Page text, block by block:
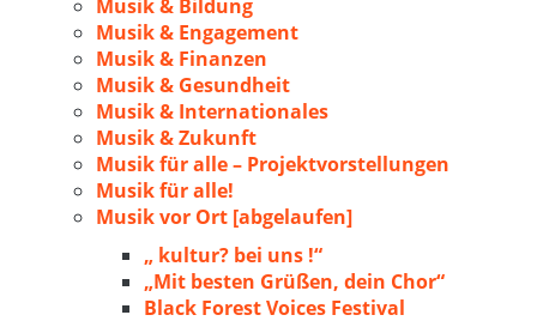
Musik & Bildung
Musik & Engagement
Musik & Finanzen
Musik & Gesundheit
Musik & Internationales
Musik & Zukunft
Musik für alle – Projektvorstellungen
Musik für alle!
Musik vor Ort [abgelaufen]
„ kultur? bei uns !“
„Mit besten Grüßen, dein Chor“
Black Forest Voices Festival